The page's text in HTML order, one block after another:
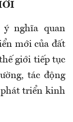
nghĩa quan
mới của đất
giới tiếp tục
tác động
phát triển kinh